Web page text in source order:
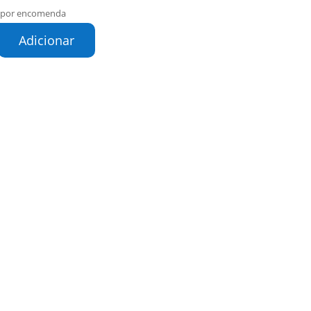
encomenda
Adicionar